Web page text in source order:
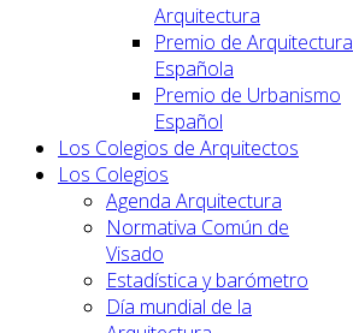
Arquitectura
Premio de Arquitectura
Española
Premio de Urbanismo
Español
Los Colegios de Arquitectos
Los Colegios
Agenda Arquitectura
Normativa Común de
Visado
Estadística y barómetro
Día mundial de la